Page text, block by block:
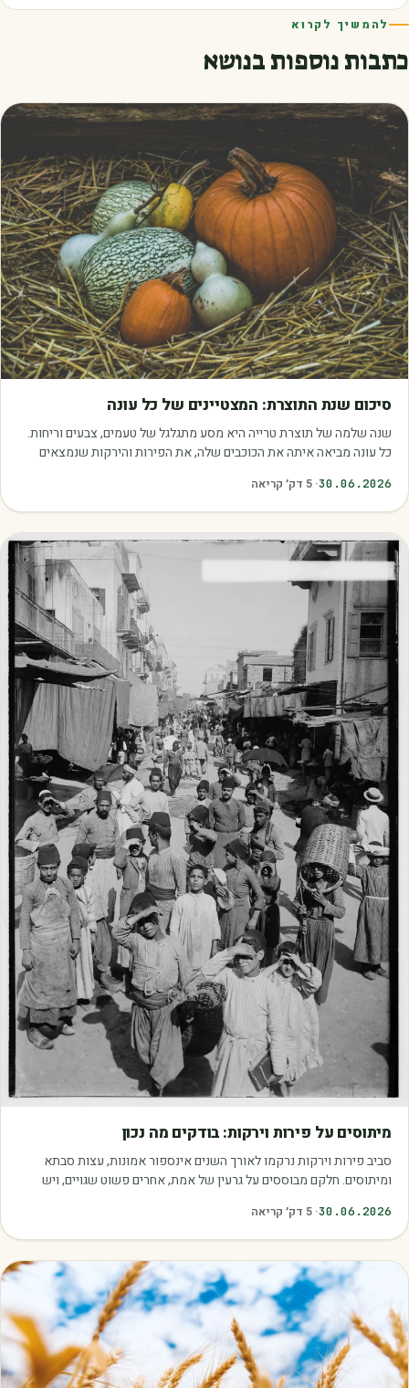
להמשיך לקרוא
כתבות נוספות בנושא
סיכום שנת התוצרת: המצטיינים של כל עונה
שנה שלמה של תוצרת טרייה היא מסע מתגלגל של טעמים, צבעים וריחות.
כל עונה מביאה איתה את הכוכבים שלה, את הפירות והירקות שנמצאים
30.06.2026
·
5 דק׳ קריאה
מיתוסים על פירות וירקות: בודקים מה נכון
סביב פירות וירקות נרקמו לאורך השנים אינספור אמונות, עצות סבתא
ומיתוסים. חלקם מבוססים על גרעין של אמת, אחרים פשוט שגויים, ויש
30.06.2026
·
5 דק׳ קריאה